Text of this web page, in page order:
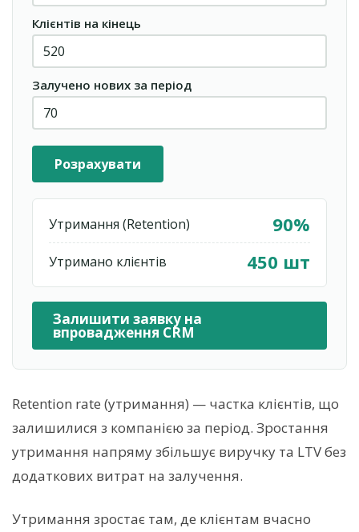
Клієнтів на кінець
Залучено нових за період
Розрахувати
Утримання (Retention) 90%
Утримано клієнтів 450 шт
Залишити заявку на
впровадження CRM
Retention rate (утримання) — частка клієнтів, що
залишилися з компанією за період. Зростання
утримання напряму збільшує виручку та LTV без
додаткових витрат на залучення.
Утримання зростає там, де клієнтам вчасно